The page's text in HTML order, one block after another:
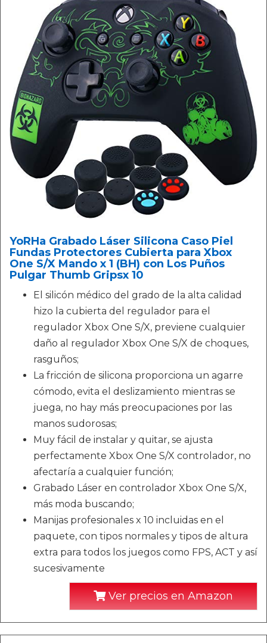
YoRHa Grabado Láser Silicona Caso Piel
Fundas Protectores Cubierta para Xbox
One S/X Mando x 1 (BH) con Los Puños
Pulgar Thumb Gripsx 10
El silicón médico del grado de la alta calidad
hizo la cubierta del regulador para el
regulador Xbox One S/X, previene cualquier
daño al regulador Xbox One S/X de choques,
rasguños;
La fricción de silicona proporciona un agarre
cómodo, evita el deslizamiento mientras se
juega, no hay más preocupaciones por las
manos sudorosas;
Muy fácil de instalar y quitar, se ajusta
perfectamente Xbox One S/X controlador, no
afectaría a cualquier función;
Grabado Láser en controlador Xbox One S/X,
más moda buscando;
Manijas profesionales x 10 incluidas en el
paquete, con tipos normales y tipos de altura
extra para todos los juegos como FPS, ACT y así
sucesivamente
Ver precios en Amazon